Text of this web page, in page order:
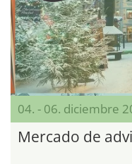
04. - 06. diciembre
Mercado de